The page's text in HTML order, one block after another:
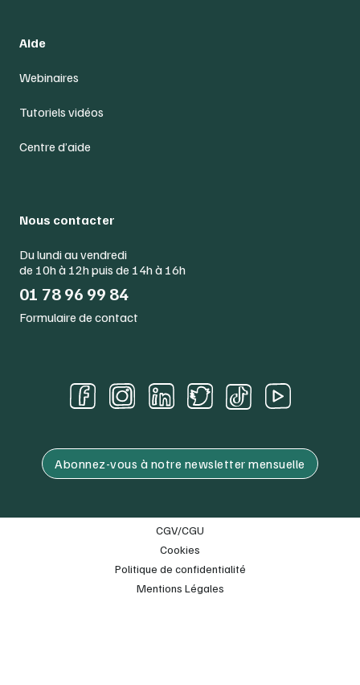
Aide
Webinaires
Tutoriels vidéos
Centre d’aide
Nous contacter
Du lundi au vendredi
de 10h à 12h puis de 14h à 16h
01 78 96 99 84
Formulaire de contact
Abonnez-vous à notre newsletter mensuelle
CGV/CGU
Cookies
Politique de confidentialité
Mentions Légales